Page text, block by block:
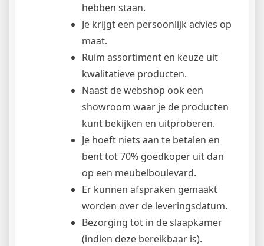
hebben staan.
Je krijgt een persoonlijk advies op
maat.
Ruim assortiment en keuze uit
kwalitatieve producten.
Naast de webshop ook een
showroom waar je de producten
kunt bekijken en uitproberen.
Je hoeft niets aan te betalen en
bent tot 70% goedkoper uit dan
op een meubelboulevard.
Er kunnen afspraken gemaakt
worden over de leveringsdatum.
Bezorging tot in de slaapkamer
(indien deze bereikbaar is).